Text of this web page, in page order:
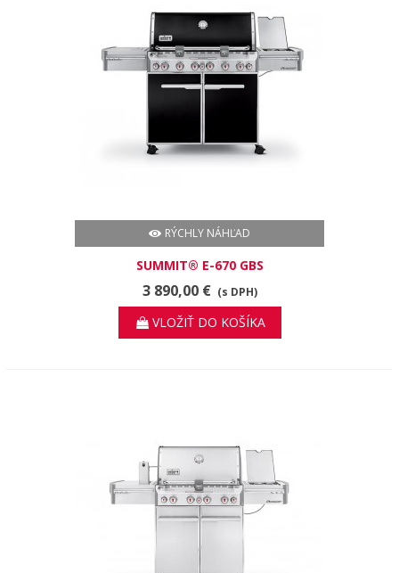
RÝCHLY NÁHĽAD
SUMMIT® E-670 GBS
3 890,00 € (s DPH)
VLOŽIŤ DO KOŠÍKA